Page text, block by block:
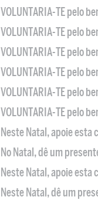
VOLUNTARIA-TE pelo
VOLUNTARIA-TE pelo
VOLUNTARIA-TE pelo
VOLUNTARIA-TE pelo
VOLUNTARIA-TE pelo
VOLUNTARIA-TE pelo
Neste Natal, apoie esta
No Natal, dê um
Neste Natal, apoie esta
Neste Natal, dê um